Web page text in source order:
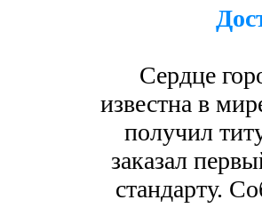
Сердце
известна в
получил
заказал
стандарту.